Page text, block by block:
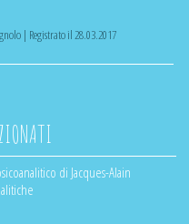
| Registrato il 28.03.2017
di Jacques-Alain